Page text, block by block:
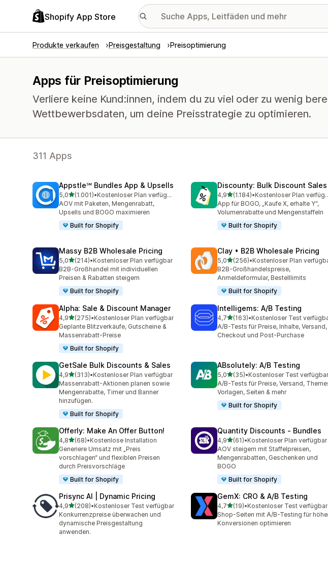
Shopify App Store
Produkte verkaufen Preisgestaltung Preisoptimierung
Apps für Preisoptimierung
Verliere keine Kund:innen, indem du zu viel oder zu wenig
Wettbewerbsdaten, um deine Preisstrategie zu optimieren.
311 Apps
Appstle℠ Bundles App & Upsells
5,0von 5 Sternen
(1.001)
1001 Rezensionen insgesamt
•
Kostenloser Plan verfügbar
AOV mit Paketen, Mengenrabatt,
Upsells und BOGO maximieren
Built for Shopify
Discounty: Bulk Discount Sales
4,9von 5 Sternen
(1.184)
1184 Rezensionen insgesamt
•
App für BOGO, „Kaufe X, erhalte Y“,
Volumenrabatte und Mengenstaffeln
Built for Shopify
Massy B2B Wholesale Pricing
5,0von 5 Sternen
(214)
214 Rezensionen insgesamt
•Kostenloser Plan verfügbar
B2B-Großhandel mit individuellen
Preisen & Rabatten steigern
Built for Shopify
Clay • B2B Wholesale Pricing
5,0von 5 Sternen
(256)
256 Rezensionen insgesamt
•Kostenloser Plan
B2B-Großhandelspreise,
Anmeldeformular, Bestelllimits
Built for Shopify
Alpha: Sale & Discount Manager
4,9von 5 Sternen
(275)
275 Rezensionen insgesamt
•Kostenloser Plan verfügbar
Geplante Blitzverkäufe, Gutscheine &
Massenrabatt-Preise
Built for Shopify
Intelligems: A/B Testing
4,7von 5 Sternen
(163)
163 Rezensionen insgesamt
•Kostenloser Test
A/B-Tests für Preise, Inhalte, Versand,
Checkout und Post-Purchase
GetSale Bulk Discounts & Sales
4,9von 5 Sternen
(313)
313 Rezensionen insgesamt
•Kostenloser Plan verfügbar
Massenrabatt-Aktionen planen sowie
Mengenrabatte, Timer und Banner
hinzufügen.
Built for Shopify
ABsolutely: A/B Testing
5,0von 5 Sternen
(35)
35 Rezensionen insgesamt
•Kostenloser Test verfügbar
A/B-Tests für Preise, Versand,
Vorlagen, Seiten & mehr
Built for Shopify
Offerly: Make An Offer Button!
4,8von 5 Sternen
(68)
68 Rezensionen insgesamt
•Kostenlose Installation
Generiere Umsatz mit „Preis
vorschlagen“ und flexiblen Preisen
durch Preisvorschläge
Built for Shopify
Quantity Discounts ‑ Bundles
4,9von 5 Sternen
(61)
61 Rezensionen insgesamt
•Kostenloser Plan verfügbar
AOV steigern mit Staffelpreisen,
Mengenrabatten, Geschenken und
BOGO
Built for Shopify
Prisync AI | Dynamic Pricing
4,9von 5 Sternen
(208)
208 Rezensionen insgesamt
•Kostenloser Test verfügbar
Konkurrenzpreise überwachen und
dynamische Preisgestaltung
anwenden.
GemX: CRO & A/B Testing
4,7von 5 Sternen
(19)
19 Rezensionen insgesamt
•Kostenloser Test verfügbar
Shop-Seiten mit A/B-Testing für
Konversionen optimieren